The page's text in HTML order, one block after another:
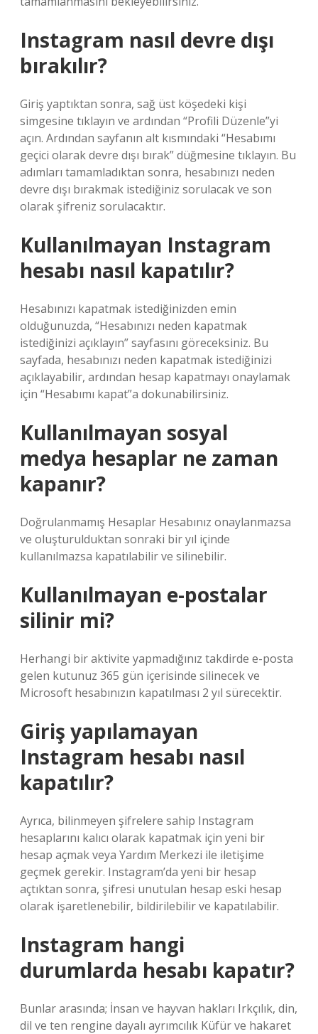
Instagram nasıl devre dışı
bırakılır?
Giriş yaptıktan sonra, sağ üst köşedeki kişi
simgesine tıklayın ve ardından “Profili Düzenle”yi
açın. Ardından sayfanın alt kısmındaki “Hesabımı
geçici olarak devre dışı bırak” düğmesine tıklayın. Bu
adımları tamamladıktan sonra, hesabınızı neden
devre dışı bırakmak istediğiniz sorulacak ve son
olarak şifreniz sorulacaktır.
Kullanılmayan Instagram
hesabı nasıl kapatılır?
Hesabınızı kapatmak istediğinizden emin
olduğunuzda, “Hesabınızı neden kapatmak
istediğinizi açıklayın” sayfasını göreceksiniz. Bu
sayfada, hesabınızı neden kapatmak istediğinizi
açıklayabilir, ardından hesap kapatmayı onaylamak
için “Hesabımı kapat”a dokunabilirsiniz.
Kullanılmayan sosyal
medya hesaplar ne zaman
kapanır?
Doğrulanmamış Hesaplar Hesabınız onaylanmazsa
ve oluşturulduktan sonraki bir yıl içinde
kullanılmazsa kapatılabilir ve silinebilir.
Kullanılmayan e-postalar
silinir mi?
Herhangi bir aktivite yapmadığınız takdirde e-posta
gelen kutunuz 365 gün içerisinde silinecek ve
Microsoft hesabınızın kapatılması 2 yıl sürecektir.
Giriş yapılamayan
Instagram hesabı nasıl
kapatılır?
Ayrıca, bilinmeyen şifrelere sahip Instagram
hesaplarını kalıcı olarak kapatmak için yeni bir
hesap açmak veya Yardım Merkezi ile iletişime
geçmek gerekir. Instagram’da yeni bir hesap
açtıktan sonra, şifresi unutulan hesap eski hesap
olarak işaretlenebilir, bildirilebilir ve kapatılabilir.
Instagram hangi
durumlarda hesabı kapatır?
Bunlar arasında; İnsan ve hayvan hakları Irkçılık, din,
dil ve ten rengine dayalı ayrımcılık Küfür ve hakaret